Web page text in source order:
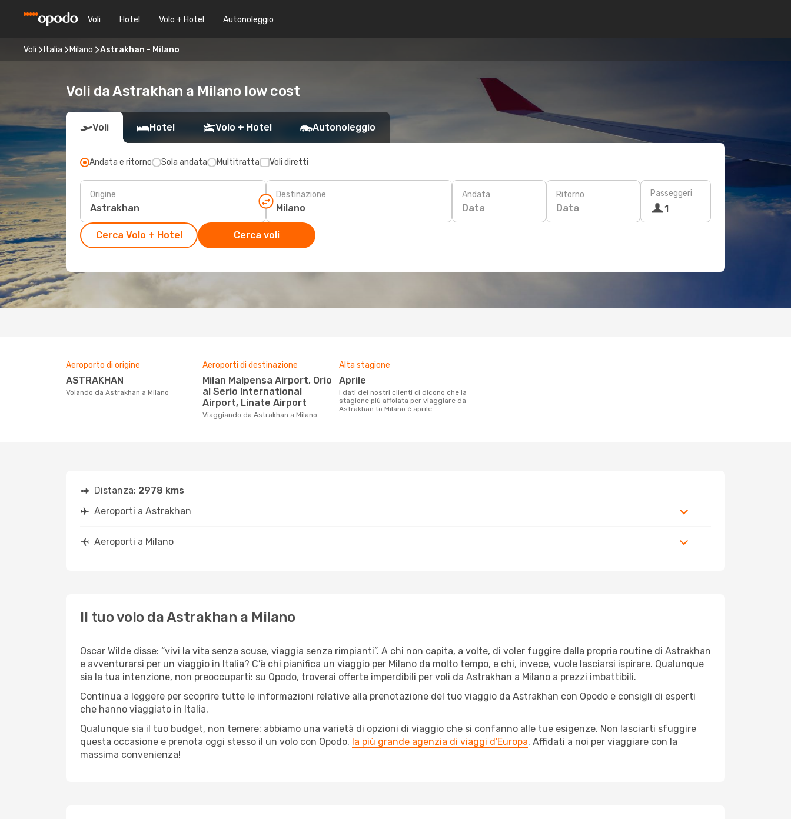
Voli Hotel Volo + Hotel Autonoleggio
Voli Italia Milano Astrakhan - Milano
Voli da Astrakhan a Milano low cost
Voli Hotel Volo + Hotel Autonoleggio
Andata e ritorno Sola andata Multitratta Voli diretti
Origine Destinazione Andata
Data
Ritorno
Data
Passeggeri
1
Cerca Volo + Hotel Cerca voli
Aeroporto di origine
ASTRAKHAN
Volando da Astrakhan a Milano
Aeroporti di destinazione
Milan Malpensa Airport, Orio
al Serio International
Airport, Linate Airport
Viaggiando da Astrakhan a Milano
Alta stagione
aprile
I dati dei nostri clienti ci dicono che la
stagione più affolata per viaggiare da
Astrakhan to Milano è aprile
Distanza: 2978 kms
Aeroporti a Astrakhan
Aeroporti a Milano
Il tuo volo da Astrakhan a Milano
Oscar Wilde disse: “vivi la vita senza scuse, viaggia senza rimpianti”. A chi non capita, a volte, di voler fuggire dalla propria routine di Astrakhan
e avventurarsi per un viaggio in Italia? C’è chi pianifica un viaggio per Milano da molto tempo, e chi, invece, vuole lasciarsi ispirare. Qualunque
sia la tua intenzione, non preoccuparti: su Opodo, troverai offerte imperdibili per voli da Astrakhan a Milano a prezzi imbattibili.
Continua a leggere per scoprire tutte le informazioni relative alla prenotazione del tuo viaggio da Astrakhan con Opodo e consigli di esperti
che hanno viaggiato in Italia.
Qualunque sia il tuo budget, non temere: abbiamo una varietà di opzioni di viaggio che si confanno alle tue esigenze. Non lasciarti sfuggire
questa occasione e prenota oggi stesso il un volo con Opodo, la più grande agenzia di viaggi d'Europa. Affidati a noi per viaggiare con la
massima convenienza!